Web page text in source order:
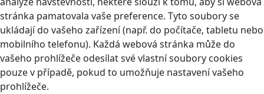
stránka pamatovala vaše preference. Tyto soubory se
ukládají do vašeho zařízení (např. do počítače, tabletu nebo
mobilního telefonu). Každá webová stránka může do
vašeho prohlížeče odesílat své vlastní soubory cookies
pouze v případě, pokud to umožňuje nastavení vašeho
prohlížeče.